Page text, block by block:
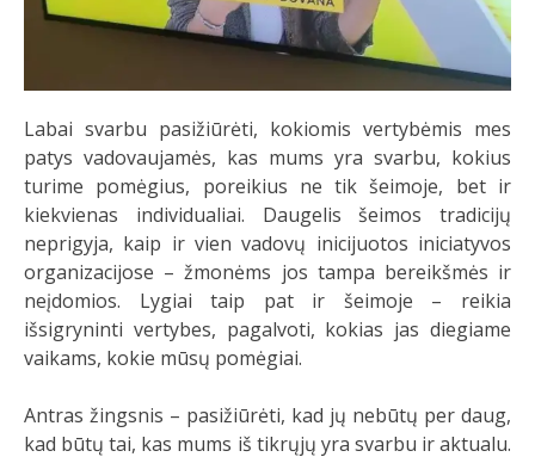
Labai svarbu pasižiūrėti, kokiomis vertybėmis mes
patys vadovaujamės, kas mums yra svarbu, kokius
turime pomėgius, poreikius ne tik šeimoje, bet ir
kiekvienas individualiai. Daugelis šeimos tradicijų
neprigyja, kaip ir vien vadovų inicijuotos iniciatyvos
organizacijose – žmonėms jos tampa bereikšmės ir
neįdomios. Lygiai taip pat ir šeimoje – reikia
išsigryninti vertybes, pagalvoti, kokias jas diegiame
vaikams, kokie mūsų pomėgiai.
Antras žingsnis – pasižiūrėti, kad jų nebūtų per daug,
kad būtų tai, kas mums iš tikrųjų yra svarbu ir aktualu.